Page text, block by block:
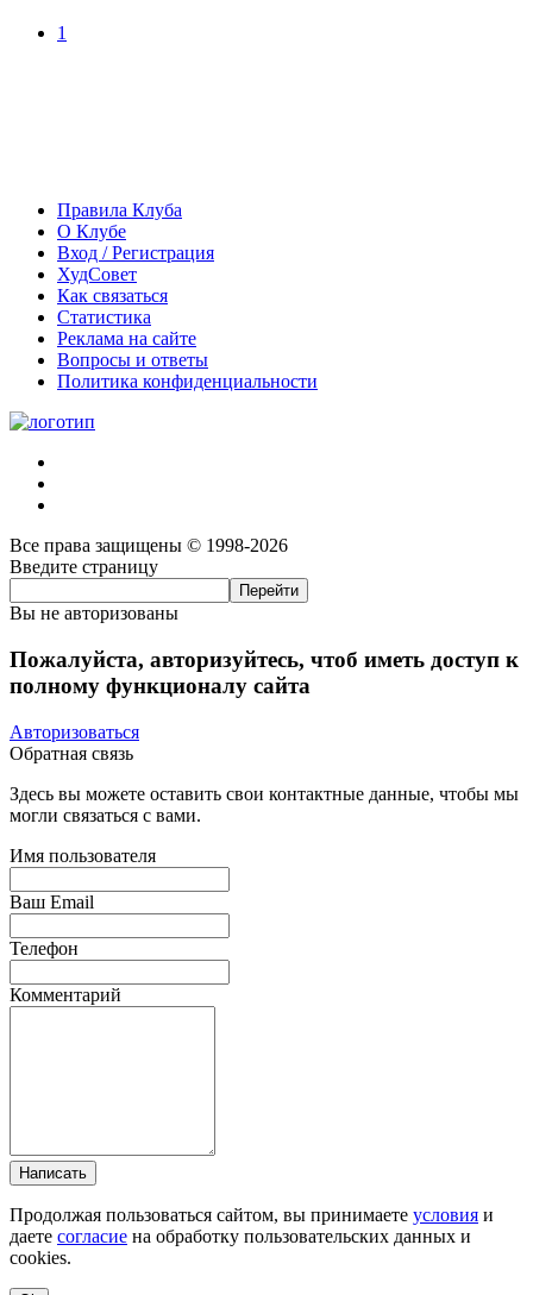
1
Правила Клуба
О Клубе
Вход / Регистрация
ХудСовет
Как связаться
Статистика
Реклама на сайте
Вопросы и ответы
Политика конфиденциальности
Все права защищены © 1998-2026
Введите страницу
Вы не авторизованы
Пожалуйста, авторизуйтесь, чтоб иметь доступ к
полному функционалу сайта
Авторизоваться
Обратная связь
Здесь вы можете оставить свои контактные данные, чтобы мы
могли связаться с вами.
Имя пользователя
Ваш Email
Телефон
Комментарий
Написать
Продолжая пользоваться сайтом, вы принимаете условия и
даете согласие на обработку пользовательских данных и
cookies.